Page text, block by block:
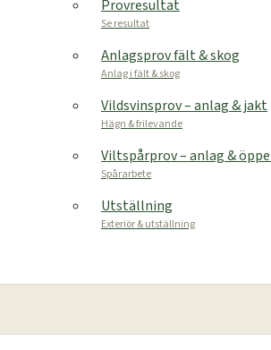
Provresultat
Se resultat
Anlagsprov fält & skog
Anlag i fält & skog
Vildsvinsprov – anlag & jakt
Hägn & frilevande
Viltspårprov – anlag &
Spårarbete
Utställning
Exteriör & utställning